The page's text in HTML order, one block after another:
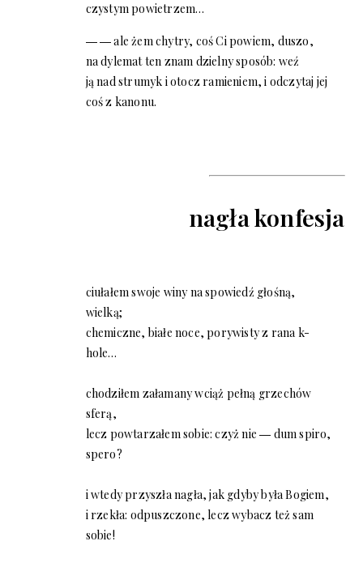
czystym powietrzem…
― ― ale żem chytry, coś Ci powiem, duszo,
na dylemat ten znam dzielny sposób: weź
ją nad strumyk i otocz ramieniem, i odczytaj jej
coś z kanonu.
nagła konfesja
ciułałem swoje winy na spowiedź głośną,
wielką;
chemiczne, białe noce, porywisty z rana k-
hole…
chodziłem załamany wciąż pełną grzechów
sferą,
lecz powtarzałem sobie: czyż nie ― dum spiro,
spero?
i wtedy przyszła nagła, jak gdyby była Bogiem,
i rzekła: odpuszczone, lecz wybacz też sam
sobie!